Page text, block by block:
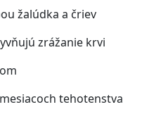
žalúdka a čriev
zrážanie krvi
tehotenstva